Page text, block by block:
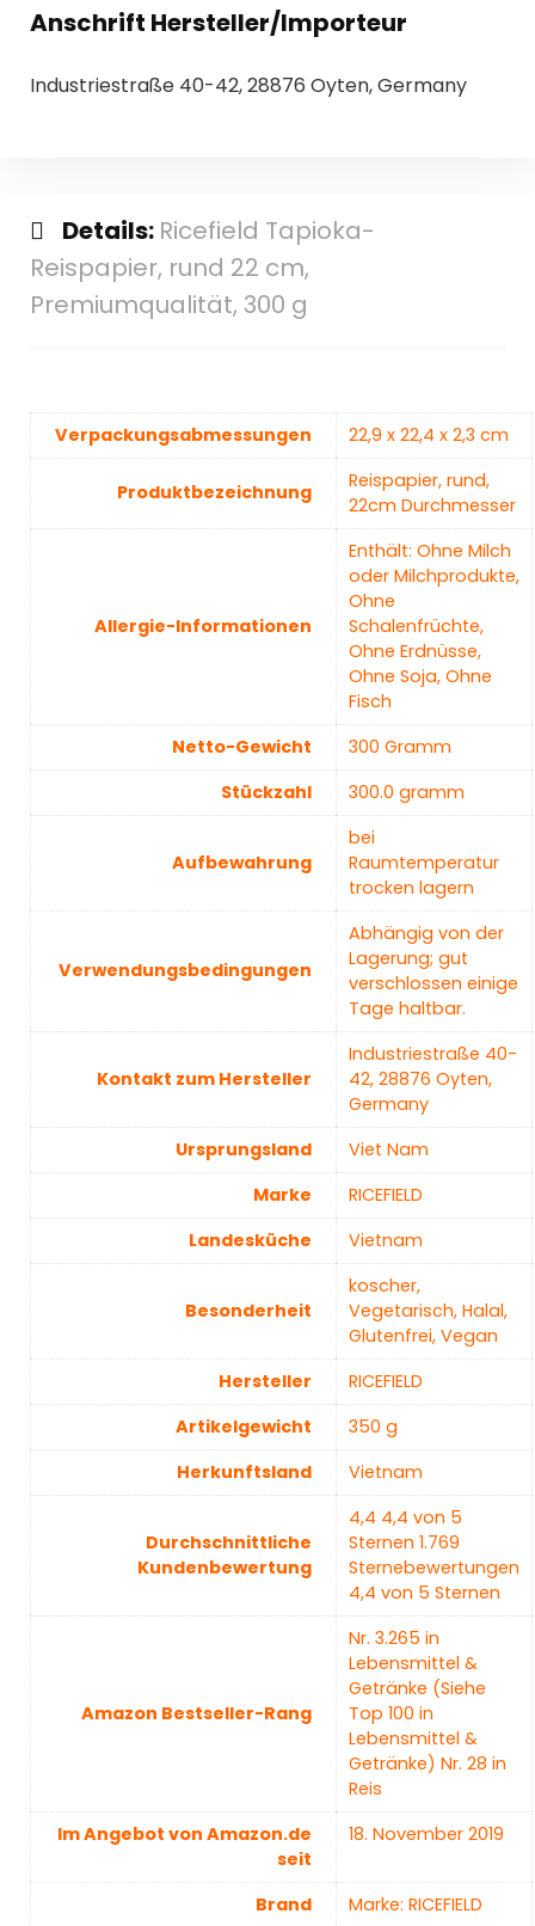
Anschrift Hersteller/Importeur
Industriestraße 40-42, 28876 Oyten, Germany
Details: Ricefield Tapioka-
Reispapier, rund 22 cm,
Premiumqualität, 300 g
Verpackungsabmessungen ‎22,9 x 22,4 x 2,3 cm
Produktbezeichnung
‎Reispapier, rund,
22cm Durchmesser
Allergie-Informationen
‎Enthält: Ohne Milch
oder Milchprodukte,
Ohne
Schalenfrüchte,
Ohne Erdnüsse,
Ohne Soja, Ohne
Fisch
Netto-Gewicht
‎300 Gramm
Stückzahl
‎300.0 gramm
Aufbewahrung
‎bei
Raumtemperatur
trocken lagern
Verwendungsbedingungen
‎Abhängig von der
Lagerung; gut
verschlossen einige
Tage haltbar.
Kontakt zum Hersteller
‎Industriestraße 40-
42, 28876 Oyten,
Germany
Ursprungsland
‎Viet Nam
Marke
‎RICEFIELD
Landesküche
Vietnam
Besonderheit
‎koscher,
Vegetarisch, Halal,
Glutenfrei, Vegan
Hersteller
‎RICEFIELD
Artikelgewicht
‎350 g
Herkunftsland
Vietnam
Durchschnittliche
Kundenbewertung
4,4 4,4 von 5
Sternen 1.769
Sternebewertungen
4,4 von 5 Sternen
Amazon Bestseller-Rang
Nr. 3.265 in
Lebensmittel &
Getränke (Siehe
Top 100 in
Lebensmittel &
Getränke) Nr. 28 in
Reis
Im Angebot von Amazon.de
seit
18. November 2019
Brand Marke: RICEFIELD